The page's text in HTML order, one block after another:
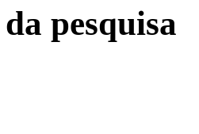
pesquisa